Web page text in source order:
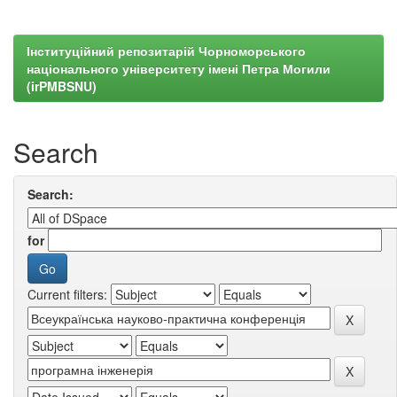
Інституційний репозитарій Чорноморського
національного університету імені Петра Могили
(irPMBSNU)
Search
Search:
for
Current filters: